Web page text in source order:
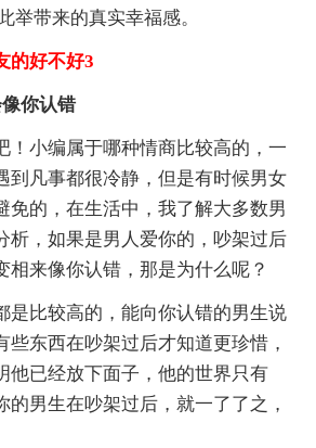
举带来的真实幸福感。
好不好3
你认错
！小编属于哪种情商比较高的，一
到凡事都很冷静，但是有时候男女
免的，在生活中，我了解大多数男
析，如果是男人爱你的，吵架过后
相来像你认错，那是为什么呢？
是比较高的，能向你认错的男生说
些东西在吵架过后才知道更珍惜，
他已经放下面子，他的世界只有
的男生在吵架过后，就一了了之，